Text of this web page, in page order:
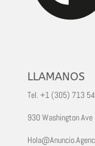
LLAMANOS
Tel. +1 (305) 713
930 Washington